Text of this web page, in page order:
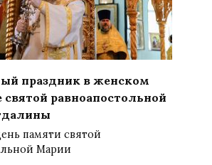
праздник в женском
равноапостольной
памяти святой
Марии